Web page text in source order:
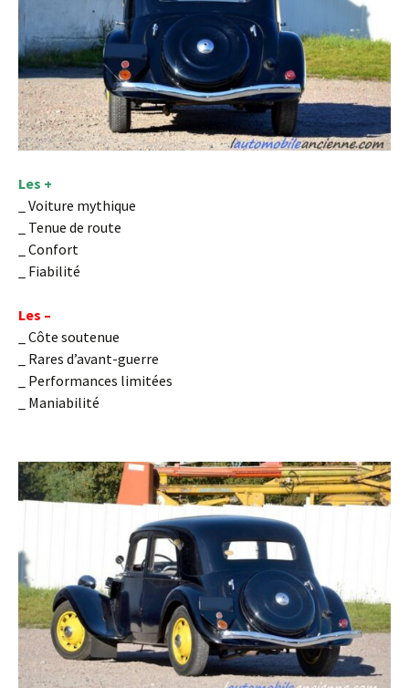
Les +
_ Voiture mythique
_ Tenue de route
_ Confort
_ Fiabilité
Les –
_ Côte soutenue
_ Rares d’avant-guerre
_ Performances limitées
_ Maniabilité